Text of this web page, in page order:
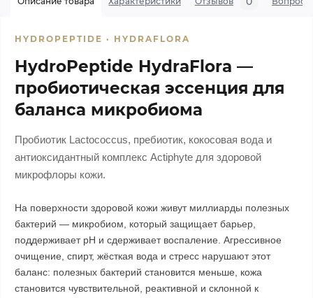
HYDROPEPTIDE · HYDRAFLORA
HydroPeptide HydraFlora —
пробиотическая эссенция для
баланса микробиома
Пробиотик Lactococcus, пребиотик, кокосовая вода и
антиоксидантный комплекс Actiphyte для здоровой
микрофлоры кожи.
На поверхности здоровой кожи живут миллиарды полезных
бактерий — микробиом, который защищает барьер,
поддерживает pH и сдерживает воспаление. Агрессивное
очищение, спирт, жёсткая вода и стресс нарушают этот
баланс: полезных бактерий становится меньше, кожа
становится чувствительной, реактивной и склонной к